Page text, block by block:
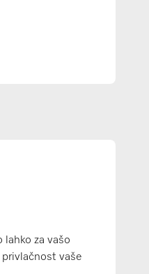
lahko za vašo
vaše